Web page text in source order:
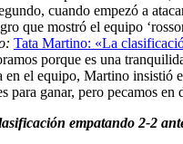
cuando empezó a
que mostró el equipo
Tata Martino: «La
porque es una
en el equipo, Martino insistió
para ganar, pero pecamos
empatando 2-2